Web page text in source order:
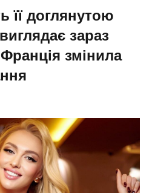
її доглянутою
зараз
змінила